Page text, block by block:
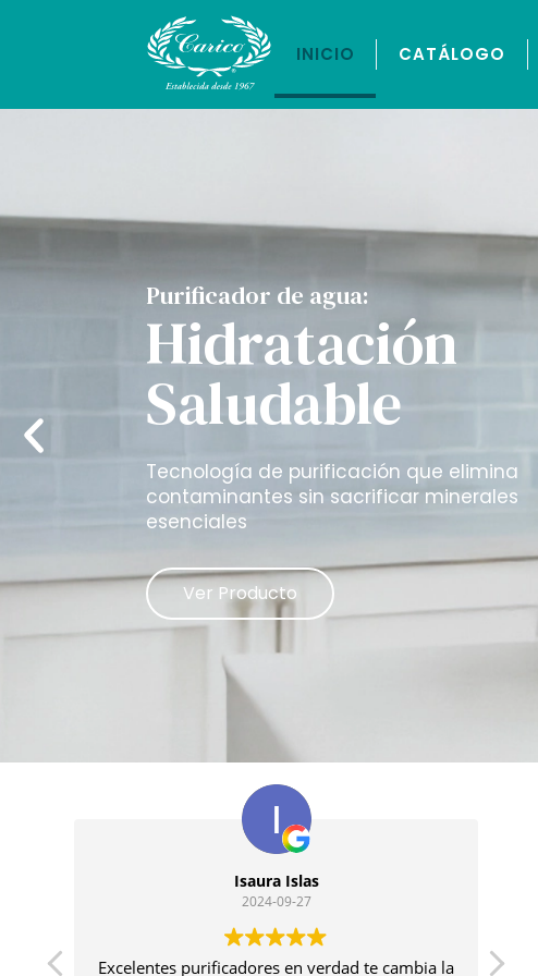
INICIO CATÁLOGO
Purificador de agua:
Hidratación
Saludable
Tecnología de purificación que elimina
contaminantes sin sacrificar minerales
esenciales
Ver Producto
Isaura Islas
2024-09-27
Excelentes purificadores en verdad te cambia la